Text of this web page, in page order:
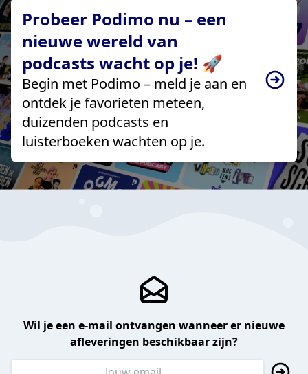
Probeer Podimo nu – een
nieuwe wereld van
podcasts wacht op je! 🚀
Begin met Podimo – meld je aan en
ontdek je favorieten meteen,
duizenden podcasts en
luisterboeken wachten op je.
Wil je een e-mail ontvangen wanneer er nieuwe
afleveringen beschikbaar zijn?